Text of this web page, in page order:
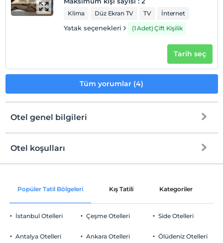
Klima Düz Ekran TV TV İnternet
Yatak seçenekleri (1 Adet) Çift Kişilik
Tarih seç
Tüm yorumlar (4)
Otel genel bilgileri
Ortak alanlar ve tüm odalar
Otel koşulları
Check/in
Check/out
En geç saat 12:00 ve öncesi
Evcil Hayvan
Popüler Tatil Bölgeleri Kış Tatili Kategoriler
İstanbul Otelleri
Antalya Otelleri
Çeşme Otelleri
Ankara Otelleri
Side Otelleri
Ölüdeniz Otelleri